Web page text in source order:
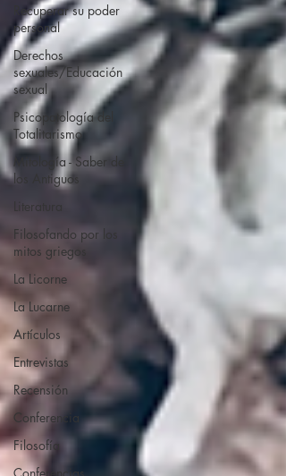
Recuperar su poder
personal
Derechos
sexuales/Educación
sexual
Psicopatología del
Totalitarismo
Mitología - Saber de
los Antiguos
Literatura
Filosofando por los
mitos griegos
La Licorne
La Lucarne
Artículos
Entrevistas
Recensión
Conferencia
Filosofía
Conferencias